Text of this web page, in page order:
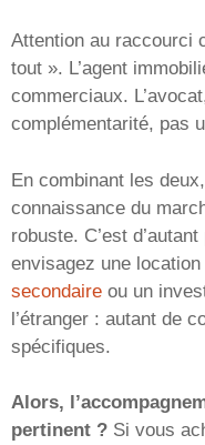
Attention au raccourci
tout ». L’agent
commerciaux.
complémentarité, pas
En combinant les
connaissance du
robuste. C’est
envisagez une
secondaire ou un
l’étranger : autant de
spécifiques.
Alors,
pertinent ? Si vous